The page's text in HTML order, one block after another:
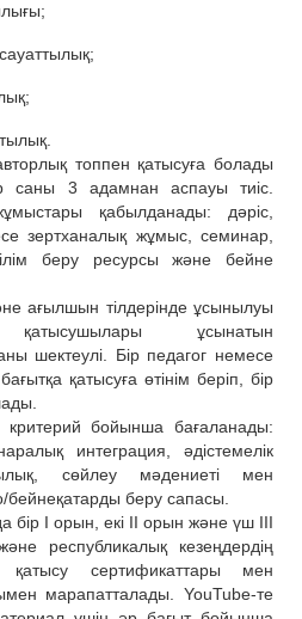
топпен қатысуға болады
саны 3 адамнан аспауы тиіс.
қабылданады: дәріс,
зертханалық жұмыс, семинар,
беру ресурсы және бейне
ағылшын тілдерінде ұсынылуы
ұсынатын
шектеулі. Бір педагог немесе
қатысуға өтінім беріп, бір
критерий бойынша бағаланады:
интеграция, әдістемелік
сөйлеу мәдениеті мен
бейнеқатарды беру сапасы.
І орын, екі ІІ орын және үш ІІІ
республикалық кезеңдердің
сертификаттары мен
марапатталады. YouTube-те